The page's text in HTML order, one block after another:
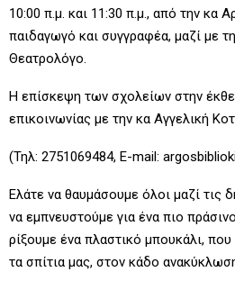
10:00 π.μ. και 11:30 π.μ., από την κα
παιδαγωγό και συγγραφέα, μαζί με
Θεατρολόγο.
Η επίσκεψη των σχολείων στην
επικοινωνίας με την κα Αγγελική
(Τηλ: 2751069484, E-mail:
Ελάτε να θαυμάσουμε όλοι μαζί τις
να εμπνευστούμε για ένα πιο
ρίξουμε ένα πλαστικό μπουκάλι,
τα σπίτια μας, στον κάδο